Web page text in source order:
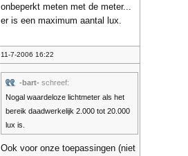
onbeperkt meten met de meter...
er is een maximum aantal lux.
11-7-2006 16:22
-bart- schreef:
Nogal waardeloze lichtmeter als het
bereik daadwerkelijk 2.000 tot 20.000
lux is.
Ook voor onze toepassingen (niet